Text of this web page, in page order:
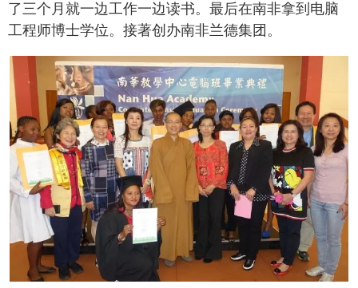
了三个月就一边工作一边读书。最后在南非拿到电脑
工程师博士学位。接著创办南非兰德集团。